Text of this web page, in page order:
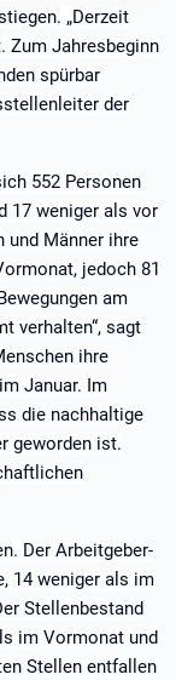
„Derzeit
Zum Jahresbeginn
spürbar
der
552 Personen
17 weniger als vor
und Männer ihre
jedoch 81
am
verhalten“, sagt
ihre
Januar. Im
die nachhaltige
geworden ist.
Der Arbeitgeber-
14 weniger als im
Stellenbestand
im Vormonat und
Stellen entfallen